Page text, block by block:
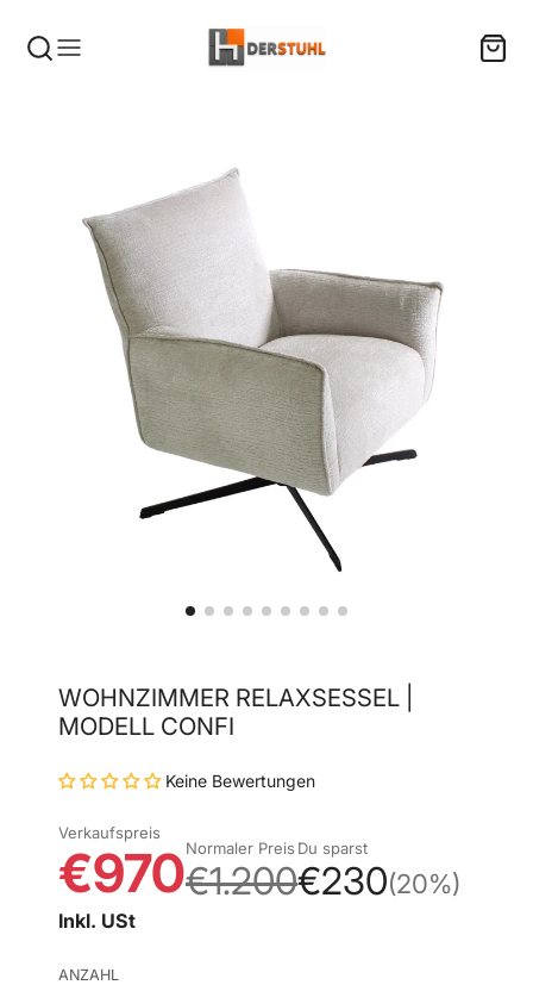
WOHNZIMMER RELAXSESSEL |
MODELL CONFI
Keine Bewertungen
Verkaufspreis
€970Normaler Preis
€1.200
Du sparst
€230(20%)
Inkl. USt
ANZAHL